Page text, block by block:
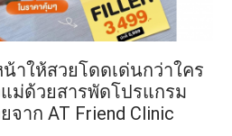
าให้สวยโดดเด่นกว่าใคร
ม่ด้วยสารพัดโปรแกรม
จาก AT Friend Clinic